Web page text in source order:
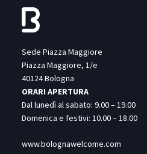
Sede Piazza Maggiore
Piazza Maggiore, 1/e
40124 Bologna
ORARI APERTURA
Dal lunedì al sabato: 9.00 – 19.00
Domenica e festivi: 10.00 – 18.00
www.bolognawelcome.com